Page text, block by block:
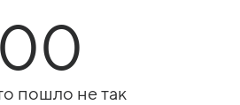
пошло не так